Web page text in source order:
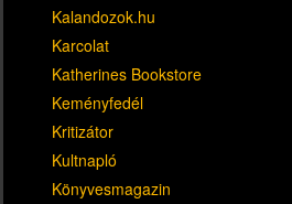
Kalandozok.hu
Karcolat
Katherines Bookstore
Keményfedél
Kritizátor
Kultnapló
Könyvesmagazin